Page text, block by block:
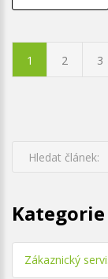
1 2 3
Kategorie
Zákaznický